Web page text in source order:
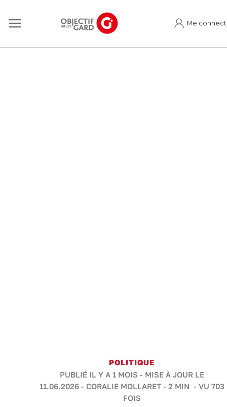
Me
POLITIQUE
PUBLIÉ IL Y A 1 MOIS - MISE À JOUR LE
11.06.2026 - CORALIE MOLLARET- 2 MIN - VU 703
FOIS